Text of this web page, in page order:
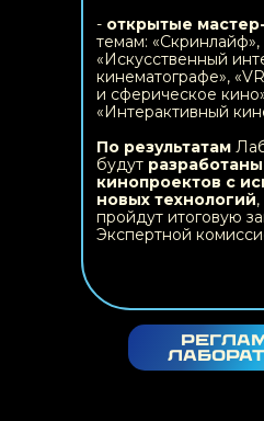
- открытые
темам: «Скринлайф»,
«Искусственный
кинематографе»,
и сферическое
«Интерактивный
По результатам
будут
кинопроектов с
новых технологий
пройдут итоговую
Экспертной